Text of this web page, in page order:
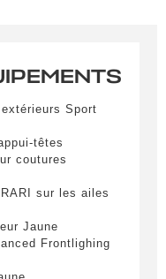
pour recevoir
véhicule
disponible.
EN
Sport
têtes
coutures
sur les ailes
Jaune
Frontlighing